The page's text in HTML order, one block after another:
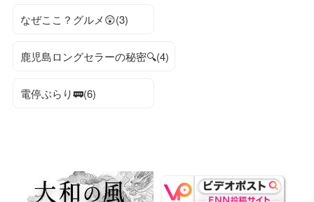
なぜここ？グルメ😲(3)
鹿児島ロングセラーの秘密🔍(4)
電停ぶらり🚃(6)